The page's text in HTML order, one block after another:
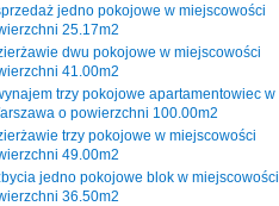
jedno pokojowe w miejscowości
25.17m2
dwu pokojowe w miejscowości
41.00m2
trzy pokojowe apartamentowiec w
o powierzchni 100.00m2
trzy pokojowe w miejscowości
49.00m2
jedno pokojowe blok w miejscowości
36.50m2